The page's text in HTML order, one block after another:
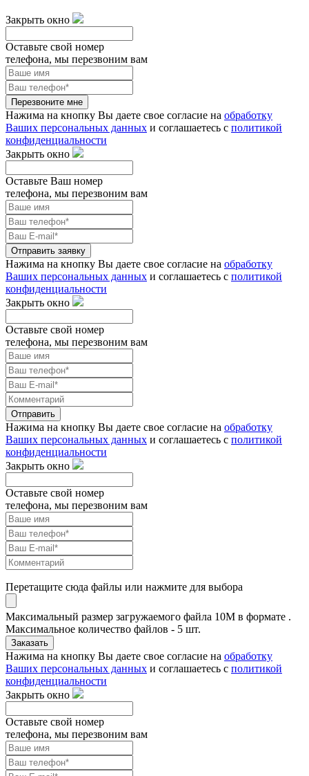
Закрыть окно
Оставьте свой номер
телефона, мы перезвоним вам
Перезвоните мне
Нажима на кнопку Вы даете свое согласие на обработку
Ваших персональных данных и соглашаетесь с политикой
конфиденциальности
Закрыть окно
Оставьте Ваш номер
телефона, мы перезвоним вам
Отправить заявку
Нажима на кнопку Вы даете свое согласие на обработку
Ваших персональных данных и соглашаетесь с политикой
конфиденциальности
Закрыть окно
Оставьте свой номер
телефона, мы перезвоним вам
Отправить
Нажима на кнопку Вы даете свое согласие на обработку
Ваших персональных данных и соглашаетесь с политикой
конфиденциальности
Закрыть окно
Оставьте свой номер
телефона, мы перезвоним вам
Перетащите сюда файлы или нажмите для выбора
Максимальный размер загружаемого файла 10M в формате .
Максимальное количество файлов - 5 шт.
Заказать
Нажима на кнопку Вы даете свое согласие на обработку
Ваших персональных данных и соглашаетесь с политикой
конфиденциальности
Закрыть окно
Оставьте свой номер
телефона, мы перезвоним вам